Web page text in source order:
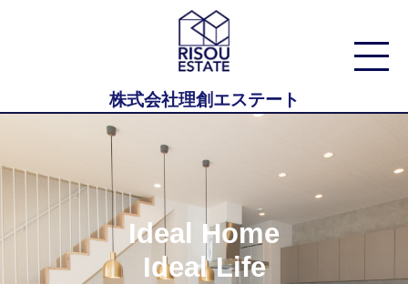
株式会社理創エステート
Ideal Home
Ideal Life